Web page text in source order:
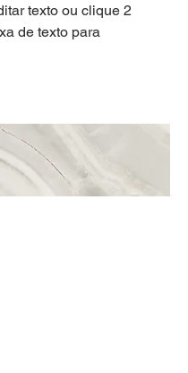
texto ou clique 2
de texto para